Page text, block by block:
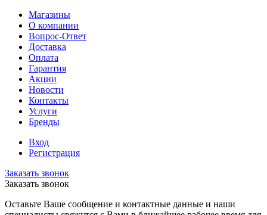
Магазины
О компании
Вопрос-Ответ
Доставка
Оплата
Гарантия
Акции
Новости
Контакты
Услуги
Бренды
Вход
Регистрация
Заказать звонок
Заказать звонок
Оставьте Ваше сообщение и контактные данные и наши